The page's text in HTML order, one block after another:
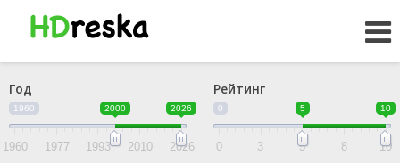
Год
1960 2000 2026
1960 1977 1993 2010 2026
Рейтинг
0 5 10
0 3 5 8 10